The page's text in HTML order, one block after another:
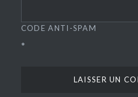
CODE ANTI-SPAM
*